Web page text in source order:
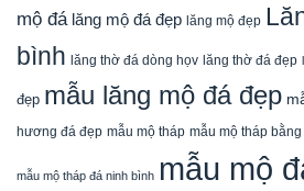
mộ đá lăng mộ đá đẹp lăng mộ đẹp
bình lăng thờ đá dòng họv lăng thờ đá đẹp
đẹp mẫu lăng mộ đá đẹp
hương đá đẹp mẫu mộ tháp mẫu mộ tháp bằng
mẫu mộ tháp đá ninh bình mẫu mộ